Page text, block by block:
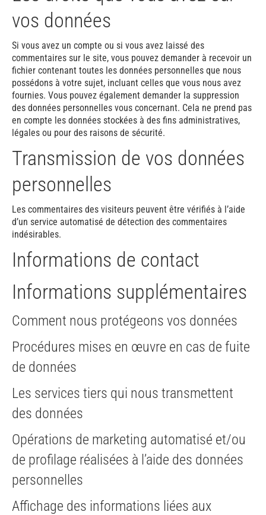
vos données
Si vous avez un compte ou si vous avez laissé des
commentaires sur le site, vous pouvez demander à recevoir un
fichier contenant toutes les données personnelles que nous
possédons à votre sujet, incluant celles que vous nous avez
fournies. Vous pouvez également demander la suppression
des données personnelles vous concernant. Cela ne prend pas
en compte les données stockées à des fins administratives,
légales ou pour des raisons de sécurité.
Transmission de vos données
personnelles
Les commentaires des visiteurs peuvent être vérifiés à l’aide
d’un service automatisé de détection des commentaires
indésirables.
Informations de contact
Informations supplémentaires
Comment nous protégeons vos données
Procédures mises en œuvre en cas de fuite
de données
Les services tiers qui nous transmettent
des données
Opérations de marketing automatisé et/ou
de profilage réalisées à l’aide des données
personnelles
Affichage des informations liées aux